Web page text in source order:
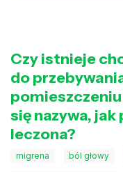
Czy istnieje
do
pomieszczeniu
się nazywa,
leczona?
migrena ból głowy